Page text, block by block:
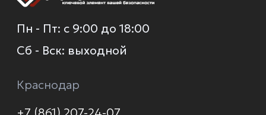
Доставка и оплата
Новинки